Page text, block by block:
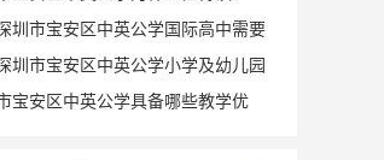
圳市宝安区中英公学国际高中需要
课程？___1
圳市宝安区中英公学小学及幼儿园
面试吗？___1
宝安区中英公学具备哪些教学优